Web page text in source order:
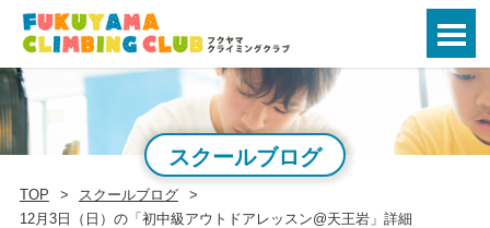
スクールブログ
TOP
スクールブログ
12月3日（日）の「初中級アウトドアレッスン@天王岩」詳細